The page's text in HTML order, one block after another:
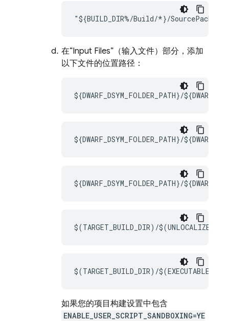
"${BUILD_DIR%/Build/*}/
在“Input Files”（输入文件） 部分，添加
以下文件的位置路径：
${DWARF_DSYM_FOLDER_PATH}/
${DWARF_DSYM_FOLDER_PATH}/
${DWARF_DSYM_FOLDER_PATH}/
$(TARGET_BUILD_DIR)/
$(TARGET_BUILD_DIR)/
如果您的项目构建设置中包含
ENABLE_USER_SCRIPT_SANDBOXING=YE